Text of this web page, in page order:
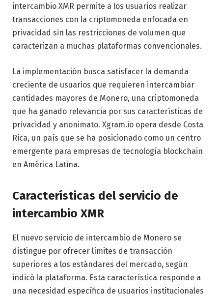
intercambio XMR permite a los usuarios realizar
transacciones con la criptomoneda enfocada en
privacidad sin las restricciones de volumen que
caracterizan a muchas plataformas convencionales.
La implementación busca satisfacer la demanda
creciente de usuarios que requieren intercambiar
cantidades mayores de Monero, una criptomoneda
que ha ganado relevancia por sus características de
privacidad y anonimato. Xgram.io opera desde Costa
Rica, un país que se ha posicionado como un centro
emergente para empresas de tecnología blockchain
en América Latina.
Características del servicio de
intercambio XMR
El nuevo servicio de intercambio de Monero se
distingue por ofrecer límites de transacción
superiores a los estándares del mercado, según
indicó la plataforma. Esta característica responde a
una necesidad específica de usuarios institucionales